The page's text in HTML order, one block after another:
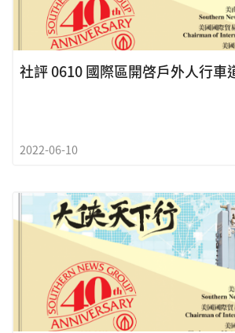
社評 0610 國際區開啓戶外人行車
2022-06-10